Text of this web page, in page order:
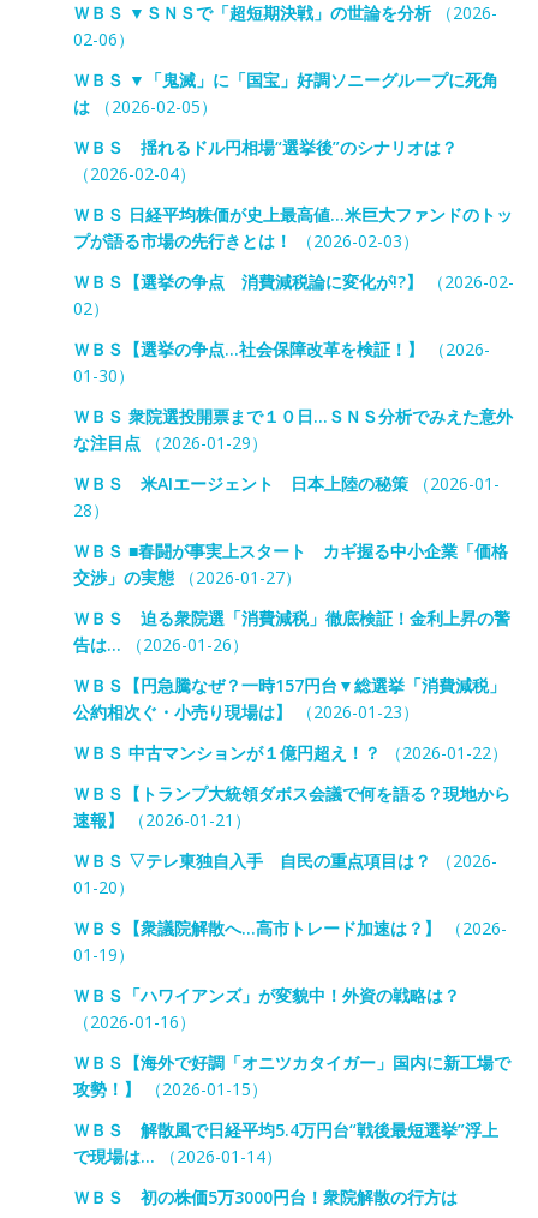
ＷＢＳ ▼ＳＮＳで「超短期決戦」の世論を分析（2026-
02-06）
ＷＢＳ ▼「鬼滅」に「国宝」好調ソニーグループに死角
は（2026-02-05）
ＷＢＳ 揺れるドル円相場“選挙後”のシナリオは？
（2026-02-04）
ＷＢＳ 日経平均株価が史上最高値…米巨大ファンドのトッ
プが語る市場の先行きとは！
（2026-02-03）
ＷＢＳ【選挙の争点 消費減税論に変化が!?】
（2026-02-
02）
ＷＢＳ【選挙の争点…社会保障改革を検証！】
（2026-
01-30）
ＷＢＳ 衆院選投開票まで１０日…ＳＮＳ分析でみえた意外
な注目点（2026-01-29）
ＷＢＳ 米AIエージェント 日本上陸の秘策（2026-01-
28）
ＷＢＳ ■春闘が事実上スタート カギ握る中小企業「価格
交渉」の実態（2026-01-27）
ＷＢＳ 迫る衆院選「消費減税」徹底検証！金利上昇の警
告は… （2026-01-26）
ＷＢＳ【円急騰なぜ？一時157円台▼総選挙「消費減税」
公約相次ぐ・小売り現場は】
（2026-01-23）
ＷＢＳ 中古マンションが１億円超え！？
（2026-01-22）
ＷＢＳ【トランプ大統領ダボス会議で何を語る？現地から
速報】
（2026-01-21）
ＷＢＳ ▽テレ東独自入手 自民の重点項目は？
（2026-
01-20）
ＷＢＳ【衆議院解散へ…高市トレード加速は？】
（2026-
01-19）
ＷＢＳ「ハワイアンズ」が変貌中！外資の戦略は？
（2026-01-16）
ＷＢＳ【海外で好調「オニツカタイガー」国内に新工場で
攻勢！】
（2026-01-15）
ＷＢＳ 解散風で日経平均5.4万円台“戦後最短選挙”浮上
で現場は… （2026-01-14）
ＷＢＳ 初の株価5万3000円台！衆院解散の行方は